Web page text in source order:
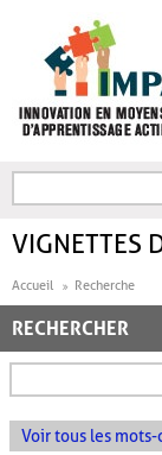
FORMULAIRE DE
VIGNETTES
Accueil Recherche
RECHERCHER
Voir tous les mots-